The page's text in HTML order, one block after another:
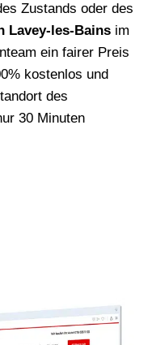
Zustands oder des
Lavey-les-Bains im
ein fairer Preis
kostenlos und
des
30 Minuten